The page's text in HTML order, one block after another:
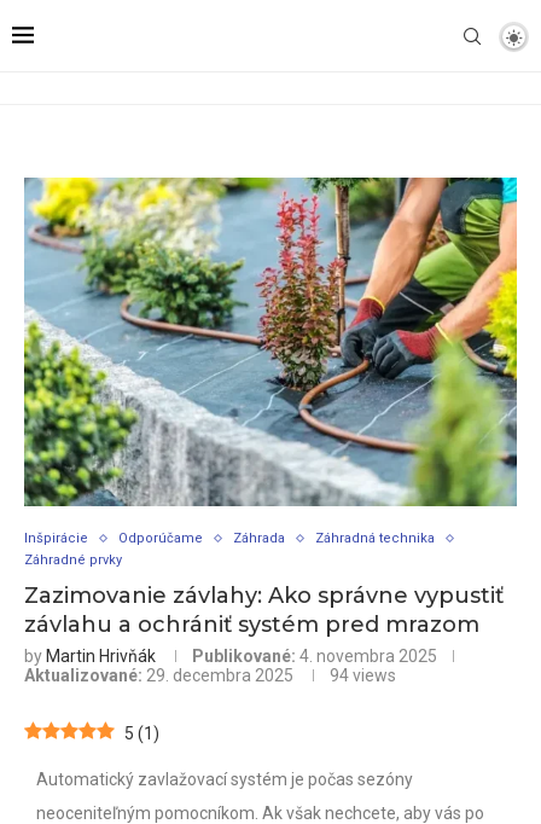
Inšpirácie Odporúčame Záhrada
Záhradná technika
Záhradné prvky
Zazimovanie závlahy: Ako správne vypustiť
závlahu a ochrániť systém pred mrazom
by Martin Hrivňák Publikované: 4. novembra 2025
Aktualizované: 29. decembra 2025 94views
5 (1)
Automatický zavlažovací systém je počas sezóny
neoceniteľným pomocníkom. Ak však nechcete, aby vás po